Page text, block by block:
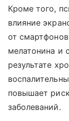
Кроме того,
влияние
от
мелатонина и
результате
повышает
заболеваний.